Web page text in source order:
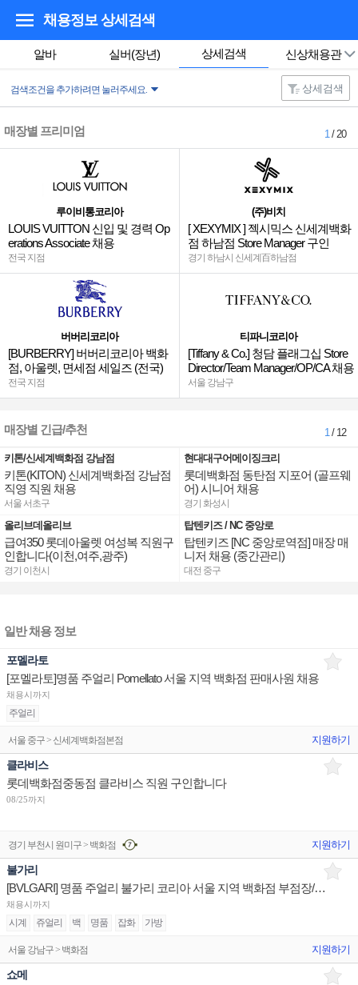
채용정보 상세검색
알바 실버(장년) 상세검색 신상채용관
검색조건을 추가하려면 눌러주세요. 상세검색
매장별 프리미엄 1/ 20
루이비통코리아
LOUIS VUITTON 신입 및 경력 Op
erations Associate 채용
전국 지점
버버리코리아
[BURBERRY] 버버리코리아 백화
점, 아울렛, 면세점 세일즈 (전국)
전국 지점
(주)비치
[ XEXYMIX ] 젝시믹스 신세계백화
점 하남점 Store Manager 구인
경기 하남시 신세계百하남점
티파니코리아
[Tiffany & Co.] 청담 플래그십 Store
Director/Team Manager/OP/CA 채용
서울 강남구
매장별 긴급/추천 1/ 12
키톤/신세계백화점 강남점
키톤(KITON) 신세계백화점 강남점
직영 직원 채용
서울 서초구
올리브데올리브
급여350 롯데아울렛 여성복 직원구
인합니다(이천,여주,광주)
경기 이천시
현대대구어메이징크리
롯데백화점 동탄점 지포어 (골프웨
어) 시니어 채용
경기 화성시
탑텐키즈 / NC 중앙로
탑텐키즈 [NC 중앙로역점] 매장 매
니저 채용 (중간관리)
대전 중구
일반 채용 정보
포멜라토
[포멜라토]명품 주얼리 Pomellato 서울 지역 백화점 판매사원 채용
채용시까지
주얼리
서울 중구 > 신세계백화점본점 지원하기
클라비스
롯데백화점중동점 클라비스 직원 구인합니다
08/25까지
경기 부천시 원미구 > 백화점 지원하기
불가리
[BVLGARI] 명품 주얼리 불가리 코리아 서울 지역 백화점 부점장/판매사원/어드민 채용
채용시까지
시계 쥬얼리 백 명품 잡화 가방
서울 강남구 > 백화점 지원하기
쇼메